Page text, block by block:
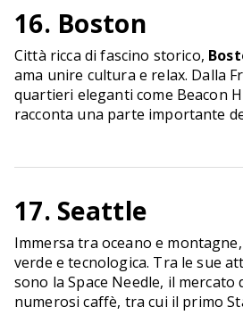
16. Boston
Città ricca di fascino storico,
ama unire cultura e relax. Dalla
quartieri eleganti come Beacon
racconta una parte importante
17. Seattle
Immersa tra oceano e montagne,
verde e tecnologica. Tra le sue
sono la Space Needle, il mercato
numerosi caffè, tra cui il primo